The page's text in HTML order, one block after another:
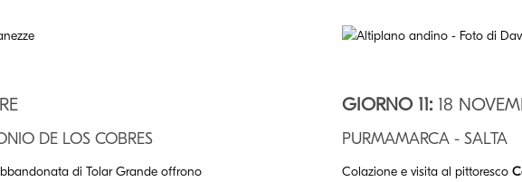
DE LOS COBRES
di Tolar Grande offrono
GIORNO 11: 18
PURMAMARCA - SALTA
Colazione e visita al pittoresco